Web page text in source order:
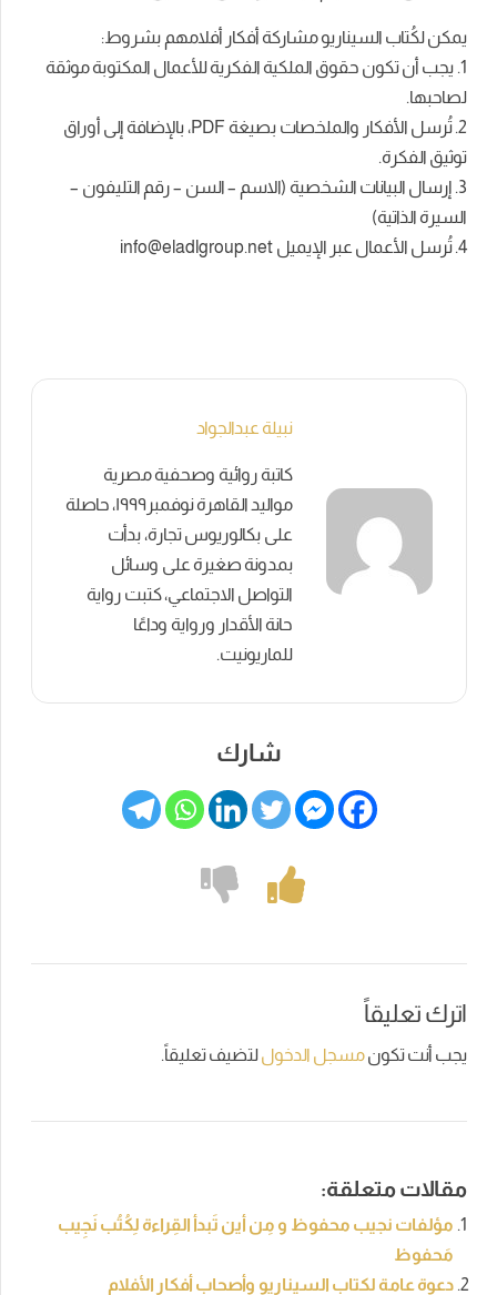
يمكن لكُتاب السيناريو مشاركة أفكار أفلامهم بشروط:
1. يجب أن تكون حقوق الملكية الفكرية للأعمال المكتوبة موثقة
لصاحبها.
2. تُرسل الأفكار والملخصات بصيغة PDF، بالإضافة إلى أوراق
توثيق الفكرة.
3. إرسال البيانات الشخصية (الاسم – السن – رقم التليفون –
السيرة الذاتية)
4. تُرسل الأعمال عبر الإيميل
info@eladlgroup.net
نبيلة عبدالجواد
كاتبة روائية وصحفية مصرية
مواليد القاهرة نوفمبر١٩٩٩، حاصلة
على بكالوريوس تجارة، بدأت
بمدونة صغيرة على وسائل
التواصل الاجتماعي، كتبت رواية
حانة الأقدار ورواية وداعًا
للماريونيت.
شارك
اترك تعليقاً
يجب أنت تكونمسجل الدخوللتضيف تعليقاً.
مقالات متعلقة:
مؤلفات نجيب محفوظ و مِن أين تَبدأ القِراءة لِكُتُب نَجِيب
مَحفوظ
دعوة عامة لكتاب السيناريو وأصحاب أفكار الأفلام